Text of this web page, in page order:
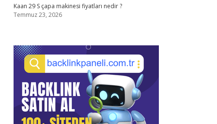
Kaan 29 S çapa makinesi fiyatları nedir ?
Temmuz 23, 2026